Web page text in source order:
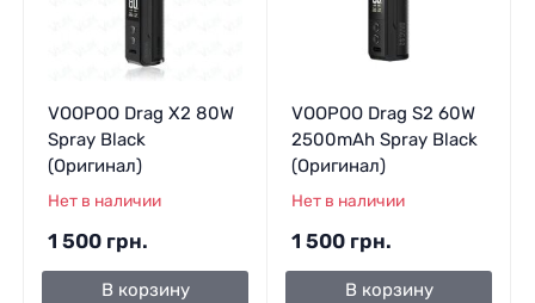
VOOPOO Drag X2 80W
Spray Black
(Оригинал)
Нет в наличии
1 500 грн.
В корзину
VOOPOO Drag S2 60W
2500mAh Spray Black
(Оригинал)
Нет в наличии
1 500 грн.
В корзину